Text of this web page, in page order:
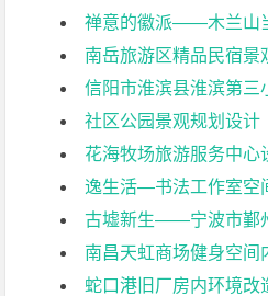
禅意的徽派——木兰山当归会所建
南岳旅游区精品民宿景
信阳市淮滨县淮滨第三小
社区公园景观规划设计
花海牧场旅游服务中心
逸生活—书法工作室空
古墟新生——宁波市鄞州区石
南昌天虹商场健身空间
蛇口港旧厂房内环境改